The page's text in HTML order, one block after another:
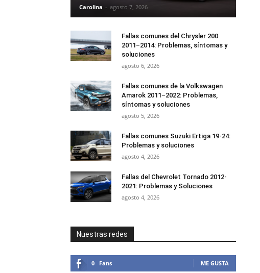
Carolina - agosto 7, 2026
Fallas comunes del Chrysler 200
2011–2014: Problemas, síntomas y
soluciones
agosto 6, 2026
Fallas comunes de la Volkswagen
Amarok 2011–2022: Problemas,
síntomas y soluciones
agosto 5, 2026
Fallas comunes Suzuki Ertiga 19-24:
Problemas y soluciones
agosto 4, 2026
Fallas del Chevrolet Tornado 2012-
2021: Problemas y Soluciones
agosto 4, 2026
Nuestras redes
0 Fans ME GUSTA